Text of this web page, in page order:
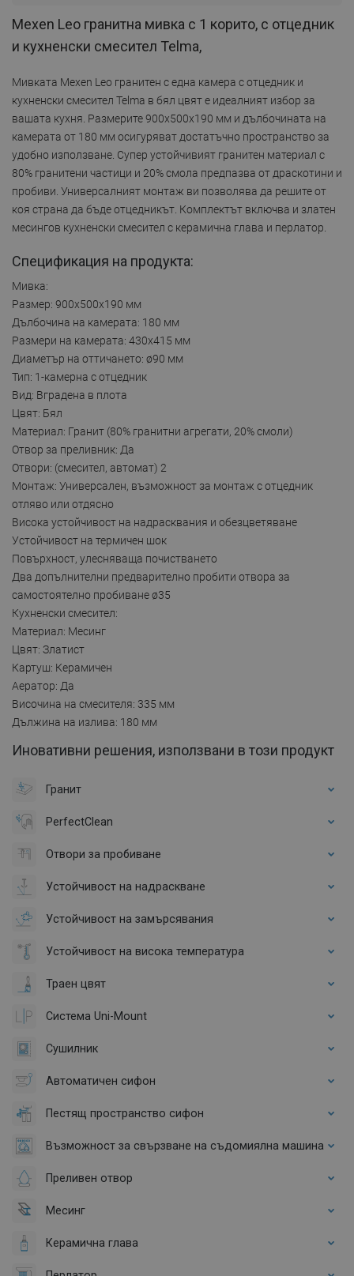
Mexen Leo гранитна мивка с 1 корито, с отцедник
и кухненски смесител Telma,
Мивката Mexen Leo гранитен с една камера с отцедник и
кухненски смесител Telma в бял цвят е идеалният избор за
вашата кухня. Размерите 900x500x190 мм и дълбочината на
камерата от 180 мм осигуряват достатъчно пространство за
удобно използване. Супер устойчивият гранитен материал с
80% гранитени частици и 20% смола предпазва от драскотини и
пробиви. Универсалният монтаж ви позволява да решите от
коя страна да бъде отцедникът. Комплектът включва и златен
месингов кухненски смесител с керамична глава и перлатор.
Спецификация на продукта:
Мивка:
Размер: 900x500x190 мм
Дълбочина на камерата: 180 мм
Размери на камерата: 430x415 мм
Диаметър на оттичането: ø90 мм
Тип: 1-камерна с отцедник
Вид: Вградена в плота
Цвят: Бял
Материал: Гранит (80% гранитни агрегати, 20% смоли)
Отвор за преливник: Да
Отвори: (смесител, автомат) 2
Монтаж: Универсален, възможност за монтаж с отцедник
отляво или отдясно
Висока устойчивост на надрасквания и обезцветяване
Устойчивост на термичен шок
Повърхност, улесняваща почистването
Два допълнителни предварително пробити отвора за
самостоятелно пробиване ø35
Кухненски смесител:
Материал: Месинг
Цвят: Златист
Картуш: Керамичен
Аератор: Да
Височина на смесителя: 335 мм
Дължина на излива: 180 мм
Иновативни решения, използвани в този продукт
Гранит
PerfectClean
Отвори за пробиване
Устойчивост на надраскване
Устойчивост на замърсявания
Устойчивост на висока температура
Траен цвят
Система Uni-Mount
Сушилник
Автоматичен сифон
Пестящ пространство сифон
Възможност за свързване на съдомиялна машина
Преливен отвор
Месинг
Керамична глава